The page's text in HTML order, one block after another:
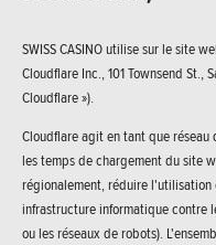
SWISS CASINO utilise sur le site
Cloudflare Inc., 101 Townsend St.,
Cloudflare »).
Cloudflare agit en tant que réseau
les temps de chargement du site
régionalement, réduire
infrastructure informatique contre
ou les réseaux de robots).